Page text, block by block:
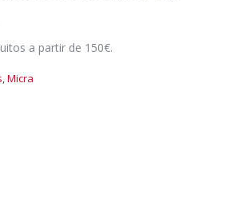
a partir de 150€.
,Micra